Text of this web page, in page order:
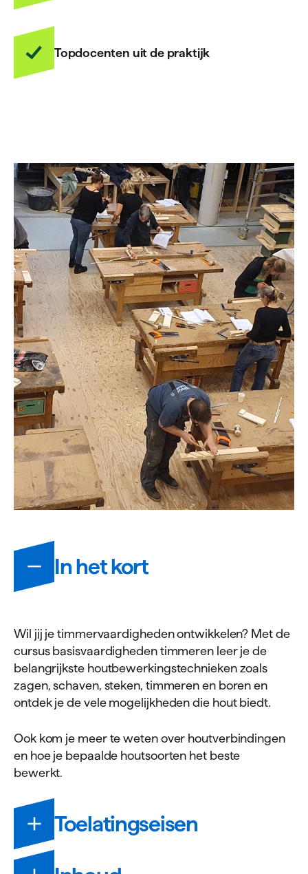
Topdocenten uit de praktijk
Informatie
In het kort
Wil jij je timmervaardigheden ontwikkelen? Met de
cursus basisvaardigheden timmeren leer je de
belangrijkste houtbewerkingstechnieken zoals
zagen, schaven, steken, timmeren en boren en
ontdek je de vele mogelijkheden die hout biedt.
Ook kom je meer te weten over houtverbindingen
en hoe je bepaalde houtsoorten het beste
bewerkt.
Toelatingseisen
Om deel te kunnen nemen aan deze cursus, dien je